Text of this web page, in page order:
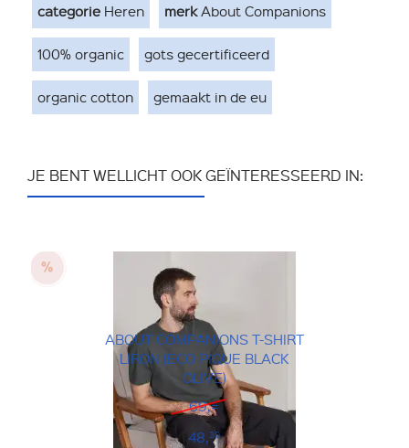
categorie Heren merkAbout Companions
100% organic gots gecertificeerd
organic cotton gemaakt in de eu
JE BENT WELLICHT OOK GEÏNTERESSEERD IN:
ABOUT COMPANIONS T-SHIRT
LIRON (ECO PIQUE BLACK
OLIVE)
69,=
48,30